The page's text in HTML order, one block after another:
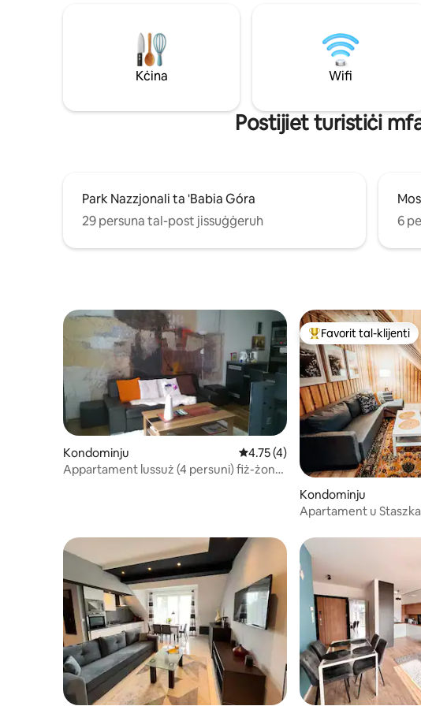
jistennewhom – eqreb lejn is-sema,
ċikliżmu, slops tal-
Kċina Wifi
Роѕtіјіеt turіѕtіċі
Park Nazzjonali ta 'Babia Góra
29 persuna tal-post jissuġġeruh
6
Kondominju Rating medju ta' 4.75 minn 5,
4.75 (4)
Appartament lussuż (4 persuni) fiż-żona
Wieħed mill-aqwa
Favorit tal-klijenti
Kondominju
Apartament u